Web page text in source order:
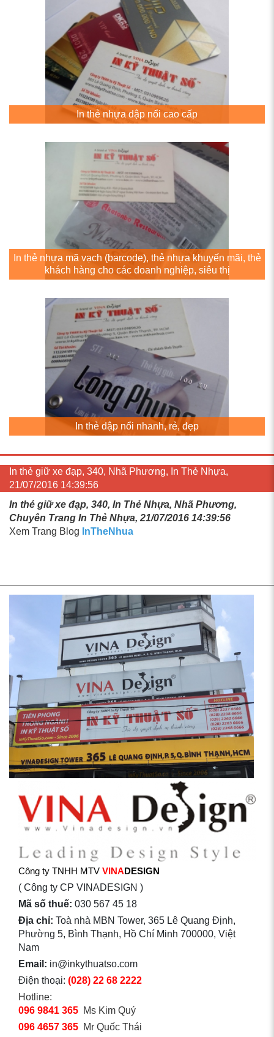
In thẻ nhựa dập nổi cao cấp
In thẻ nhựa mã vạch (barcode), thẻ nhựa khuyến mãi, thẻ
khách hàng cho các doanh nghiệp, siêu thị
In thẻ dập nổi nhanh, rẻ, đẹp
In thẻ giữ xe đạp, 340, Nhã Phương, In Thẻ Nhựa,
21/07/2016 14:39:56
In thẻ giữ xe đạp, 340, In Thẻ Nhựa, Nhã Phương,
Chuyên Trang In Thẻ Nhựa, 21/07/2016 14:39:56
Xem Trang Blog InTheNhua
Công ty TNHH MTV VINADESIGN
( Công ty CP VINADESIGN )
Mã số thuế: 030 567 45 18
Địa chỉ: Toà nhà MBN Tower, 365 Lê Quang Định,
Phường 5, Bình Thạnh, Hồ Chí Minh 700000, Việt
Nam
Email: in@inkythuatso.com
Điện thoại: (028) 22 68 2222
Hotline:
096 9841 365 Ms Kim Quý
096 4657 365 Mr Quốc Thái